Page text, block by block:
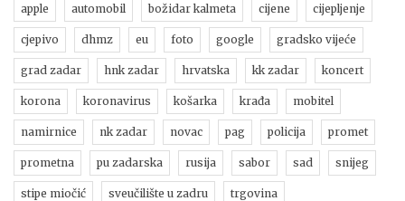
apple automobil božidar kalmeta cijene cijepljenje
cjepivo dhmz eu foto google gradsko vijeće
grad zadar hnk zadar hrvatska kk zadar koncert
korona koronavirus košarka krađa mobitel
namirnice nk zadar novac pag policija promet
prometna pu zadarska rusija sabor sad snijeg
stipe miočić sveučilište u zadru trgovina